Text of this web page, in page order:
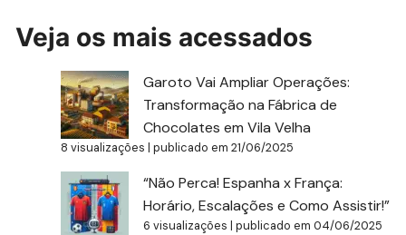
Veja os mais acessados
Garoto Vai Ampliar Operações:
Transformação na Fábrica de
Chocolates em Vila Velha
8 visualizações |publicado em 21/06/2025
“Não Perca! Espanha x França:
Horário, Escalações e Como Assistir!”
6 visualizações |publicado em 04/06/2025